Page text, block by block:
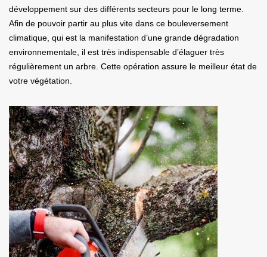
développement sur des différents secteurs pour le long terme.
Afin de pouvoir partir au plus vite dans ce bouleversement
climatique, qui est la manifestation d’une grande dégradation
environnementale, il est très indispensable d’élaguer très
régulièrement un arbre. Cette opération assure le meilleur état de
votre végétation.